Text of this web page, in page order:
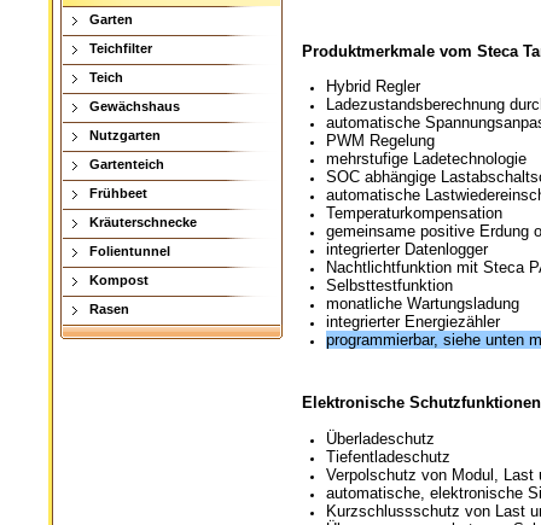
Garten
Teichfilter
Teich
Gewächshaus
Nutzgarten
Gartenteich
Frühbeet
Kräuterschnecke
Folientunnel
Kompost
Rasen
Produktmerkmale vom Steca
Hybrid Regler
Ladezustandsberechnung
automatische
PWM Regelung
mehrstufige Ladetechnologie
SOC abhängige
automatische
Temperaturkompensation
gemeinsame positive Erdung
integrierter Datenlogger
Nachtlichtfunktion mit Steca
Selbsttestfunktion
monatliche Wartungsladung
integrierter Energiezähler
programmierbar, siehe unten
Elektronische
Überladeschutz
Tiefentladeschutz
Verpolschutz von Modul, Last
automatische, elektronische
Kurzschlussschutz von Last